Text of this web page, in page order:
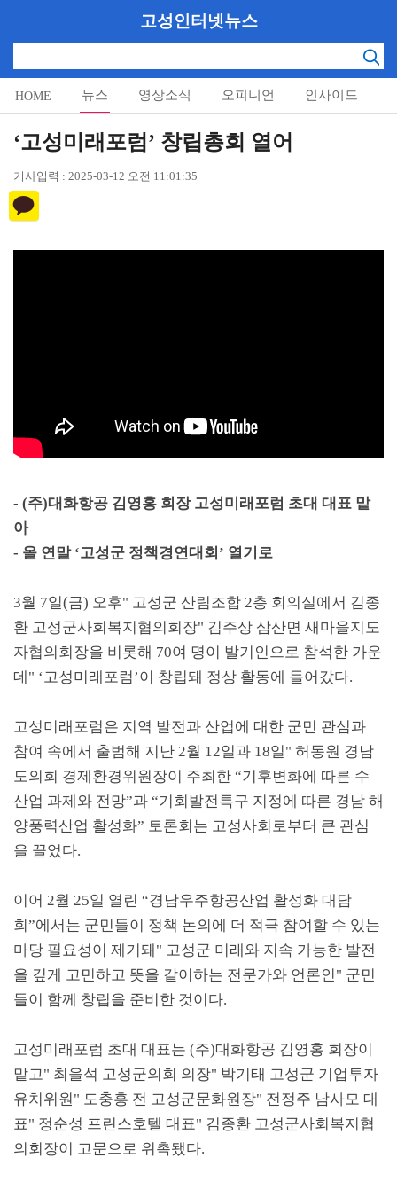
고성인터넷뉴스
HOME 뉴스 영상소식 오피니언 인사이드
알림마당
‘고성미래포럼’ 창립총회 열어
기사입력 : 2025-03-12 오전 11:01:35
- (주)대화항공 김영홍 회장 고성미래포럼 초대 대표 맡
아
- 올 연말 ‘고성군 정책경연대회 ’ 열기로
3월 7일(금) 오후" 고성군 산림조합 2층 회의실에서 김종
환 고성군사회복지협의회장" 김주상 삼산면 새마을지도
자협의회장을 비롯해 70여 명이 발기인으로 참석한 가운
데 " ‘고성미래포럼’이 창립돼 정상 활동에 들어갔다.
고성미래포럼은 지역 발전과 산업에 대한 군민 관심과
참여 속에서 출범해 지난 2월 12일과 18일" 허동원 경남
도의회 경제환경위원장이 주최한 “기후변화에 따른 수
산업 과제와 전망”과 “기회발전특구 지정에 따른 경남 해
양풍력산업 활성화” 토론회는 고성사회로부터 큰 관심
을 끌었다.
이어 2월 25일 열린 “경남우주항공산업 활성화 대담
회”에서는 군민들이 정책 논의에 더 적극 참여할 수 있는
마당 필요성이 제기돼 " 고성군 미래와 지속 가능한 발전
을 깊게 고민하고 뜻을 같이하는 전문가와 언론인" 군민
들이 함께 창립을 준비한 것이다.
고성미래포럼 초대 대표는 (주)대화항공 김영홍 회장이
맡고" 최을석 고성군의회 의장" 박기태 고성군 기업투자
유치위원 " 도충홍 전 고성군문화원장" 전정주 남사모 대
표" 정순성 프린스호텔 대표" 김종환 고성군사회복지협
의회장이 고문으로 위촉됐다.